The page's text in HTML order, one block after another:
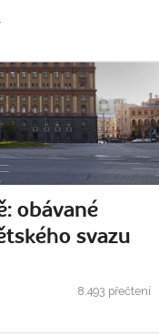
obávané
svazu
8.493 přečtení